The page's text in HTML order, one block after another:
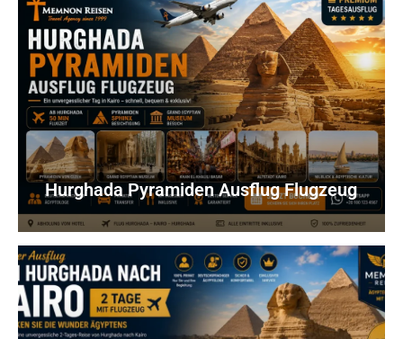
Hurghada Pyramiden Ausflug Flugzeug